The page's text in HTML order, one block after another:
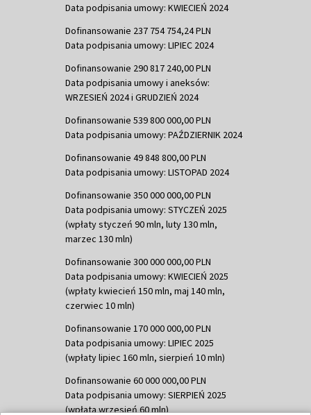
Data podpisania umowy: KWIECIEŃ 2024
Dofinansowanie 237 754 754,24 PLN
Data podpisania umowy: LIPIEC 2024
Dofinansowanie 290 817 240,00 PLN
Data podpisania umowy i aneksów:
WRZESIEŃ 2024 i GRUDZIEŃ 2024
Dofinansowanie 539 800 000,00 PLN
Data podpisania umowy: PAŹDZIERNIK 2024
Dofinansowanie 49 848 800,00 PLN
Data podpisania umowy: LISTOPAD 2024
Dofinansowanie 350 000 000,00 PLN
Data podpisania umowy: STYCZEŃ 2025
(wpłaty styczeń 90 mln, luty 130 mln,
marzec 130 mln)
Dofinansowanie 300 000 000,00 PLN
Data podpisania umowy: KWIECIEŃ 2025
(wpłaty kwiecień 150 mln, maj 140 mln,
czerwiec 10 mln)
Dofinansowanie 170 000 000,00 PLN
Data podpisania umowy: LIPIEC 2025
(wpłaty lipiec 160 mln, sierpień 10 mln)
Dofinansowanie 60 000 000,00 PLN
Data podpisania umowy: SIERPIEŃ 2025
(wpłata wrzesień 60 mln)